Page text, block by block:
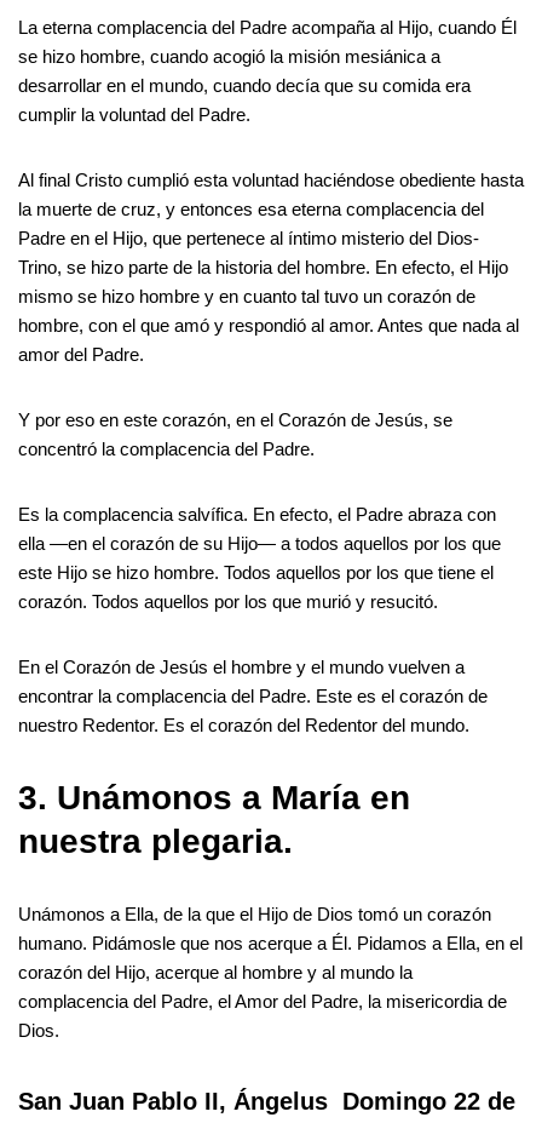
La eterna complacencia del Padre acompaña al Hijo, cuando Él
se hizo hombre, cuando acogió la misión mesiánica a
desarrollar en el mundo, cuando decía que su comida era
cumplir la voluntad del Padre.
Al final Cristo cumplió esta voluntad haciéndose obediente hasta
la muerte de cruz, y entonces esa eterna complacencia del
Padre en el Hijo, que pertenece al íntimo misterio del Dios-
Trino, se hizo parte de la historia del hombre. En efecto, el Hijo
mismo se hizo hombre y en cuanto tal tuvo un corazón de
hombre, con el que amó y respondió al amor. Antes que nada al
amor del Padre.
Y por eso en este corazón, en el Corazón de Jesús, se
concentró la complacencia del Padre.
Es la complacencia salvífica. En efecto, el Padre abraza con
ella ―en el corazón de su Hijo― a todos aquellos por los que
este Hijo se hizo hombre. Todos aquellos por los que tiene el
corazón. Todos aquellos por los que murió y resucitó.
En el Corazón de Jesús el hombre y el mundo vuelven a
encontrar la complacencia del Padre. Este es el corazón de
nuestro Redentor. Es el corazón del Redentor del mundo.
3. Unámonos a María en
nuestra plegaria.
Unámonos a Ella, de la que el Hijo de Dios tomó un corazón
humano. Pidámosle que nos acerque a Él. Pidamos a Ella, en el
corazón del Hijo, acerque al hombre y al mundo la
complacencia del Padre, el Amor del Padre, la misericordia de
Dios.
San Juan Pablo II, Ángelus Domingo 22 de